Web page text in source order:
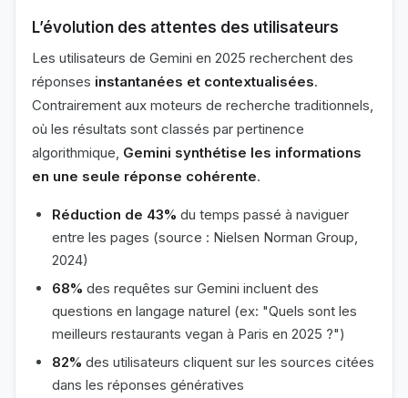
L’évolution des attentes des utilisateurs
Les utilisateurs de Gemini en 2025 recherchent des
réponses instantanées et contextualisées.
Contrairement aux moteurs de recherche traditionnels,
où les résultats sont classés par pertinence
algorithmique, Gemini synthétise les informations
en une seule réponse cohérente.
Réduction de 43% du temps passé à naviguer
entre les pages (source : Nielsen Norman Group,
2024)
68% des requêtes sur Gemini incluent des
questions en langage naturel (ex: "Quels sont les
meilleurs restaurants vegan à Paris en 2025 ?")
82% des utilisateurs cliquent sur les sources citées
dans les réponses génératives